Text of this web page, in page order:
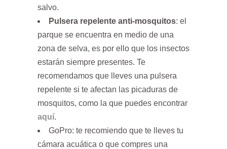
salvo.
Pulsera repelente anti-mosquitos: el
parque se encuentra en medio de una
zona de selva, es por ello que los insectos
estarán siempre presentes. Te
recomendamos que lleves una pulsera
repelente si te afectan las picaduras de
mosquitos, como la que puedes encontrar
aquí.
GoPro: te recomiendo que te lleves tu
cámara acuática o que compres una